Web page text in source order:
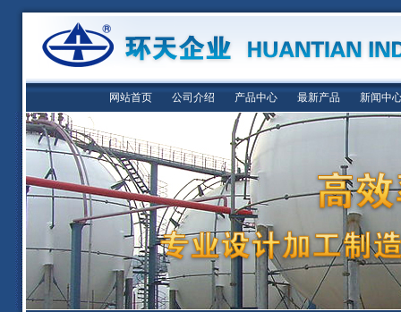
网站首页 公司介绍 产品中心 最新产品 新闻中